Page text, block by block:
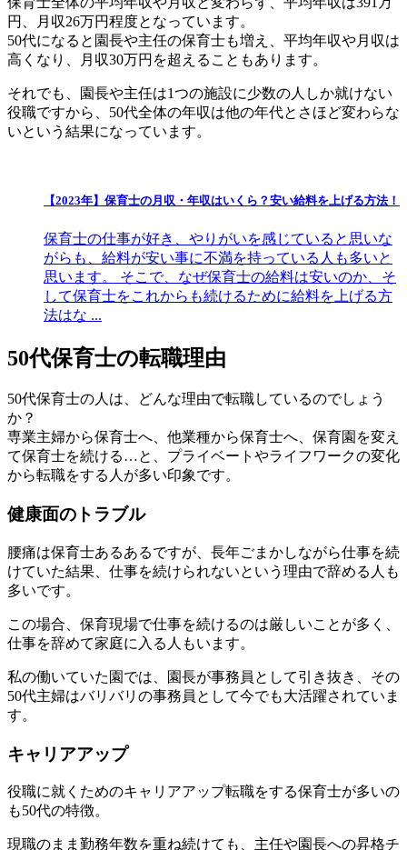
円、月収26万円程度となっています。
50代になると園長や主任の保育士も増え、平均年収や月収は
高くなり、月収30万円を超えることもあります。
それでも、園長や主任は1つの施設に少数の人しか就けない
役職ですから、50代全体の年収は他の年代とさほど変わらな
いという結果になっています。
【2023年】保育士の月収・年収はいくら？安い給料を上げる方法！
保育士の仕事が好き、やりがいを感じていると思いな
がらも、給料が安い事に不満を持っている人も多いと
思います。 そこで、なぜ保育士の給料は安いのか、そ
して保育士をこれからも続けるために給料を上げる方
法はな ...
50代保育士の転職理由
50代保育士の人は、どんな理由で転職しているのでしょう
か？
専業主婦から保育士へ、他業種から保育士へ、保育園を変え
て保育士を続ける…と、プライベートやライフワークの変化
から転職をする人が多い印象です。
健康面のトラブル
腰痛は保育士あるあるですが、長年ごまかしながら仕事を続
けていた結果、仕事を続けられないという理由で辞める人も
多いです。
この場合、保育現場で仕事を続けるのは厳しいことが多く、
仕事を辞めて家庭に入る人もいます。
私の働いていた園では、園長が事務員として引き抜き、その
50代主婦はバリバリの事務員として今でも大活躍されていま
す。
キャリアアップ
役職に就くためのキャリアアップ転職をする保育士が多いの
も50代の特徴。
現職のまま勤務年数を重ね続けても、主任や園長への昇格チ